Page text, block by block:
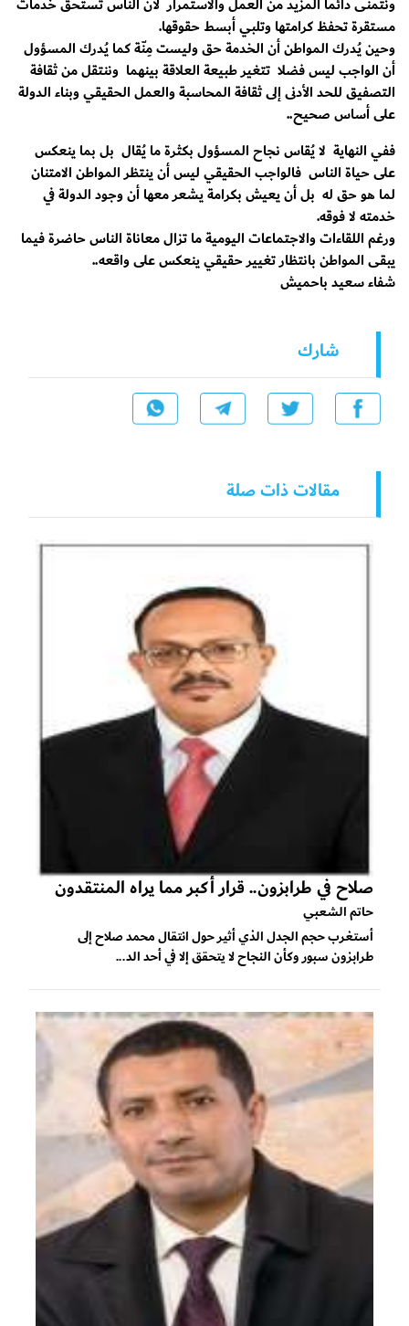
مستقرة تحفظ كرامتها وتلبي أبسط حقوقها.
وحين يُدرك المواطن أن الخدمة حق وليست مِنّة كما يُدرك المسؤول
أن الواجب ليس فضلا تتغير طبيعة العلاقة بينهما وننتقل من ثقافة
التصفيق للحد الأدنى إلى ثقافة المحاسبة والعمل الحقيقي وبناء الدولة
على أساس صحيح..
ففي النهاية لا يُقاس نجاح المسؤول بكثرة ما يُقال بل بما ينعكس
على حياة الناس فالواجب الحقيقي ليس أن ينتظر المواطن الامتنان
لما هو حق له بل أن يعيش بكرامة يشعر معها أن وجود الدولة في
خدمته لا فوقه.
ورغم اللقاءات والاجتماعات اليومية ما تزال معاناة الناس حاضرة فيما
يبقى المواطن بانتظار تغيير حقيقي ينعكس على واقعه..
شفاء سعيد باحميش
شارك
مقالات ذات صلة
صلاح في طرابزون.. قرار أكبر مما يراه المنتقدون
حاتم الشعبي
أستغرب حجم الجدل الذي أثير حول انتقال محمد صلاح إلى
طرابزون سبور وكأن النجاح لا يتحقق إلا في أحد الد...